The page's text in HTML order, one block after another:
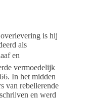
is hij
als
en
vermoedelijk
In het midden
van rebellerende
en werd